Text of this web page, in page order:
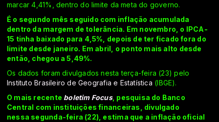
marcar 4,41%, dentro do limite da meta do governo.
É o segundo mês seguido com inflação acumulada
dentro da margem de tolerância. Em novembro, o IPCA-
15 tinha baixado para 4,5%, depois de ter ficado fora do
limite desde janeiro. Em abril, o ponto mais alto desde
então, chegou a 5,49%.
Os dados foram divulgados nesta terça-feira (23) pelo
Instituto Brasileiro de Geografia e Estatística (IBGE).
O mais recente boletim Focus, pesquisa do Banco
Central com instituições financeiras, divulgado
nessa segunda-feira (22), estima que a inflação oficial